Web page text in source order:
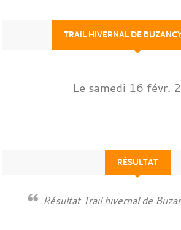
TRAIL HIVERNAL DE
Le samedi 16 févr.
RÉSULTAT
Résultat Trail hivernal de